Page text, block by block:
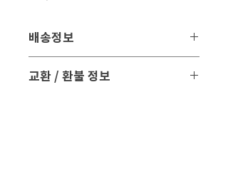
배송정보
교환 / 환불 정보